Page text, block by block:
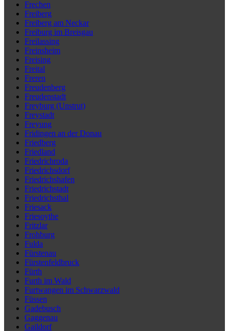
Frechen
Freiberg
Freiberg am Neckar
Freiburg im Breisgau
Freilassing
Freinsheim
Freising
Freital
Freren
Freudenberg
Freudenstadt
Freyburg (Unstrut)
Freystadt
Freyung
Fridingen an der Donau
Friedberg
Friedland
Friedrichroda
Friedrichsdorf
Friedrichshafen
Friedrichstadt
Friedrichsthal
Friesack
Friesoythe
Fritzlar
Frohburg
Fulda
Fürstenau
Fürstenfeldbruck
Fürth
Furth im Wald
Furtwangen im Schwarzwald
Füssen
Gadebusch
Gaggenau
Gaildorf